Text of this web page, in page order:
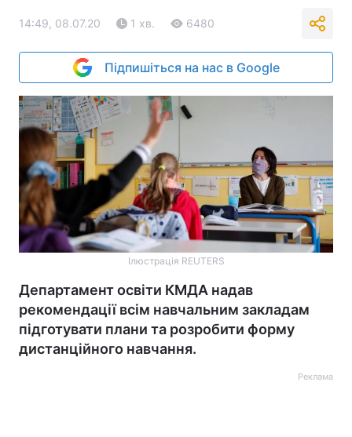
14:49, 08.07.20 1 хв. 6480
Підпишіться на нас в Google
Ілюстрація REUTERS
Департамент освіти КМДА надав
рекомендації всім навчальним закладам
підготувати плани та розробити форму
дистанційного навчання.
Реклама